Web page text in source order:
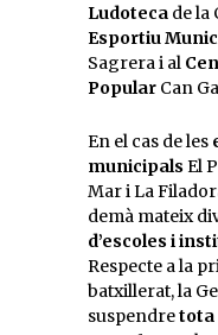
Ludoteca de la
Esportiu
Sagrera i al
Popular Can
En el cas de les
municipals El
Mar i La
demà mateix
d’escoles i
Respecte a la
batxillerat, la
suspendretota